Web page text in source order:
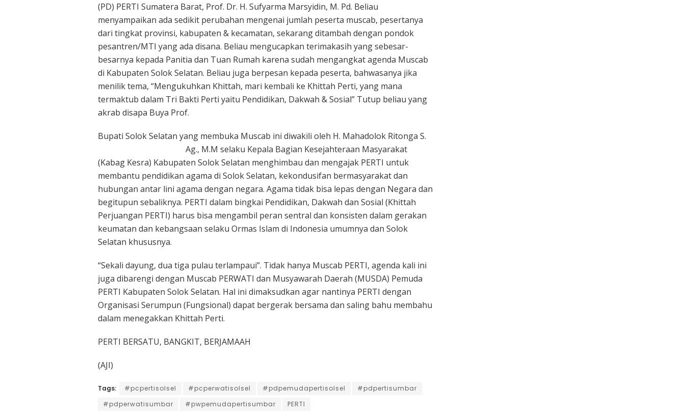
(PD) PERTI Sumatera Barat, Prof. Dr. H. Sufyarma Marsyidin, M. Pd. Beliau
menyampaikan ada sedikit perubahan mengenai jumlah peserta muscab, pesertanya
dari tingkat provinsi, kabupaten & kecamatan, sekarang ditambah dengan pondok
pesantren/MTI yang ada disana. Beliau mengucapkan terimakasih yang sebesar-
besarnya kepada Panitia dan Tuan Rumah karena sudah mengangkat agenda Muscab
di Kabupaten Solok Selatan. Beliau juga berpesan kepada peserta, bahwasanya jika
menilik tema, “Mengukuhkan Khittah, mari kembali ke Khittah Perti, yang mana
termaktub dalam Tri Bakti Perti yaitu Pendidikan, Dakwah & Sosial” Tutup beliau yang
akrab disapa Buya Prof.
Bupati Solok Selatan yang membuka Muscab ini diwakili oleh H. Mahadolok Ritonga S.
Ag., M.M selaku Kepala Bagian Kesejahteraan Masyarakat
(Kabag Kesra) Kabupaten Solok Selatan menghimbau dan mengajak PERTI untuk
membantu pendidikan agama di Solok Selatan, kekondusifan bermasyarakat dan
hubungan antar lini agama dengan negara. Agama tidak bisa lepas dengan Negara dan
begitupun sebaliknya. PERTI dalam bingkai Pendidikan, Dakwah dan Sosial (Khittah
Perjuangan PERTI) harus bisa mengambil peran sentral dan konsisten dalam gerakan
keumatan dan kebangsaan selaku Ormas Islam di Indonesia umumnya dan Solok
Selatan khususnya.
“Sekali dayung, dua tiga pulau terlampaui”. Tidak hanya Muscab PERTI, agenda kali ini
juga dibarengi dengan Muscab PERWATI dan Musyawarah Daerah (MUSDA) Pemuda
PERTI Kabupaten Solok Selatan. Hal ini dimaksudkan agar nantinya PERTI dengan
Organisasi Serumpun (Fungsional) dapat bergerak bersama dan saling bahu membahu
dalam menegakkan Khittah Perti.
PERTI BERSATU, BANGKIT, BERJAMAAH
(AJI)
Tags: #pcpertisolsel #pcperwatisolsel #pdpemudapertisolsel
#pdpertisumbar
#pdperwatisumbar
#pwpemudapertisumbar PERTI